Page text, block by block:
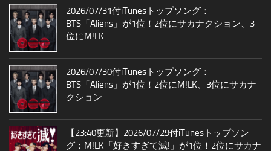
2026/07/31付iTunesトップソング：
BTS「Aliens」が1位！2位にサカナクション、3
位にM!LK
2026/07/30付iTunesトップソング：
BTS「Aliens」が1位！2位にM!LK、3位にサカナ
クション
【23:40更新】2026/07/29付iTunesトップソン
グ：M!LK「好きすぎて滅!」が1位！2位にサカナ